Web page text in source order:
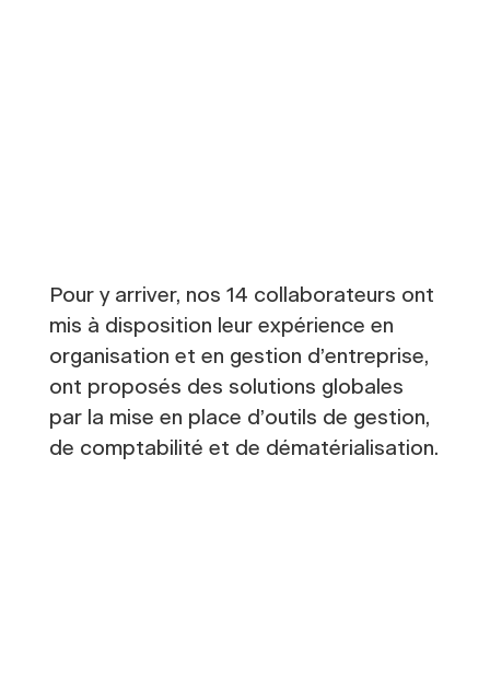
Pour y arriver, nos 14 collaborateurs ont
mis à disposition leur expérience en
organisation et en gestion d’entreprise,
ont proposés des solutions globales
par la mise en place d’outils de gestion,
de comptabilité et de dématérialisation.